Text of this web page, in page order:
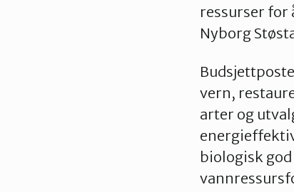
ressurser for
Nyborg
vern,
arter og
biologisk